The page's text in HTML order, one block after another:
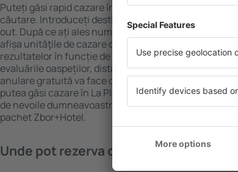
Puteți găsi rapid cazare în La Plagne folosind un
căutare. Introduceți destinația și datele de check-in și
out. După ce ați ales numărul de persoane, motorul de
afișa unităţile de cazare disponibile în La Plagne.
rezultatelor în funcție de tipul proprietăţii, numărul de
evaluările oaspeților, distanța față de centru și
anulare gratuită va face căutarea mult mai ușoară.
putea găsi cazare în La Plagne în doar câteva
de nevoile dumneavoastră, puteți rezerva doar
pachet Zbor+Hotel.
Unde pot rezerva cazare în La Plagne?